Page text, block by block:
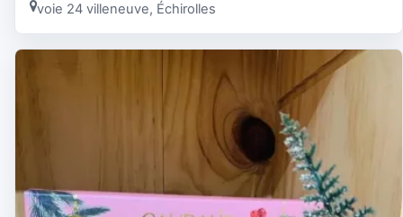
voie 24 villeneuve, Échirolles